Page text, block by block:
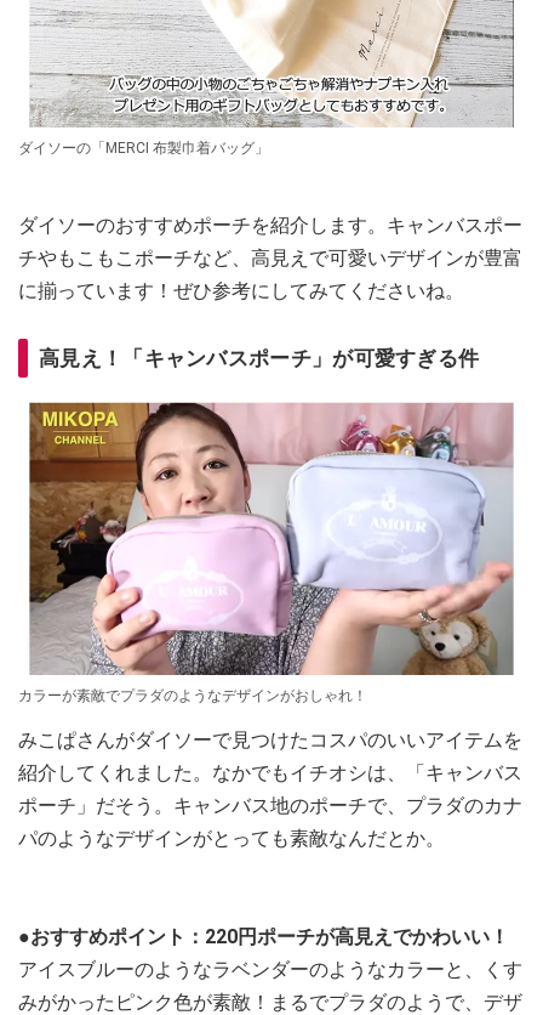
ダイソーの「MERCI 布製巾着バッグ」
ダイソーのおすすめポーチを紹介します。キャンバスポー
チやもこもこポーチなど、高見えで可愛いデザインが豊富
に揃っています！ぜひ参考にしてみてくださいね。
高見え！「キャンバスポーチ」が可愛すぎる件
カラーが素敵でプラダのようなデザインがおしゃれ！
みこぱさんがダイソーで見つけたコスパのいいアイテムを
紹介してくれました。なかでもイチオシは、「キャンバス
ポーチ」だそう。キャンバス地のポーチで、プラダのカナ
パのようなデザインがとっても素敵なんだとか。
●おすすめポイント：220円ポーチが高見えでかわいい！
アイスブルーのようなラベンダーのようなカラーと、くす
みがかったピンク色が素敵！まるでプラダのようで、デザ